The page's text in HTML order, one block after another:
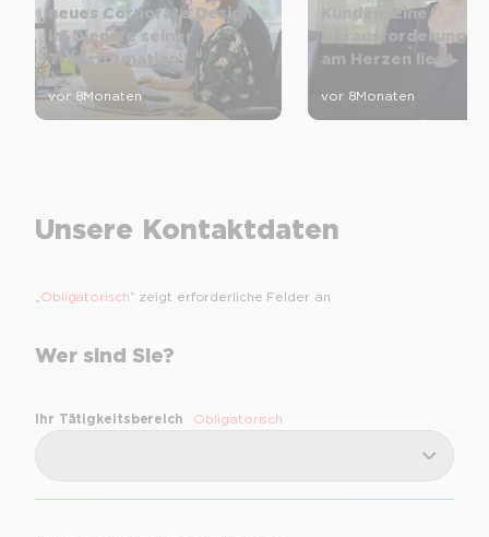
neues Corporate Design
im Dienste seiner
Transformation
vor 8 Monaten
Kunden: Eine
Herausforderung,
am Herzen liegt
vor 8 Monaten
Unsere Kontaktdaten
„Obligatorisch“ zeigt erforderliche Felder an
Wer sind Sie?
Ihr Tätigkeitsbereich Obligatorisch